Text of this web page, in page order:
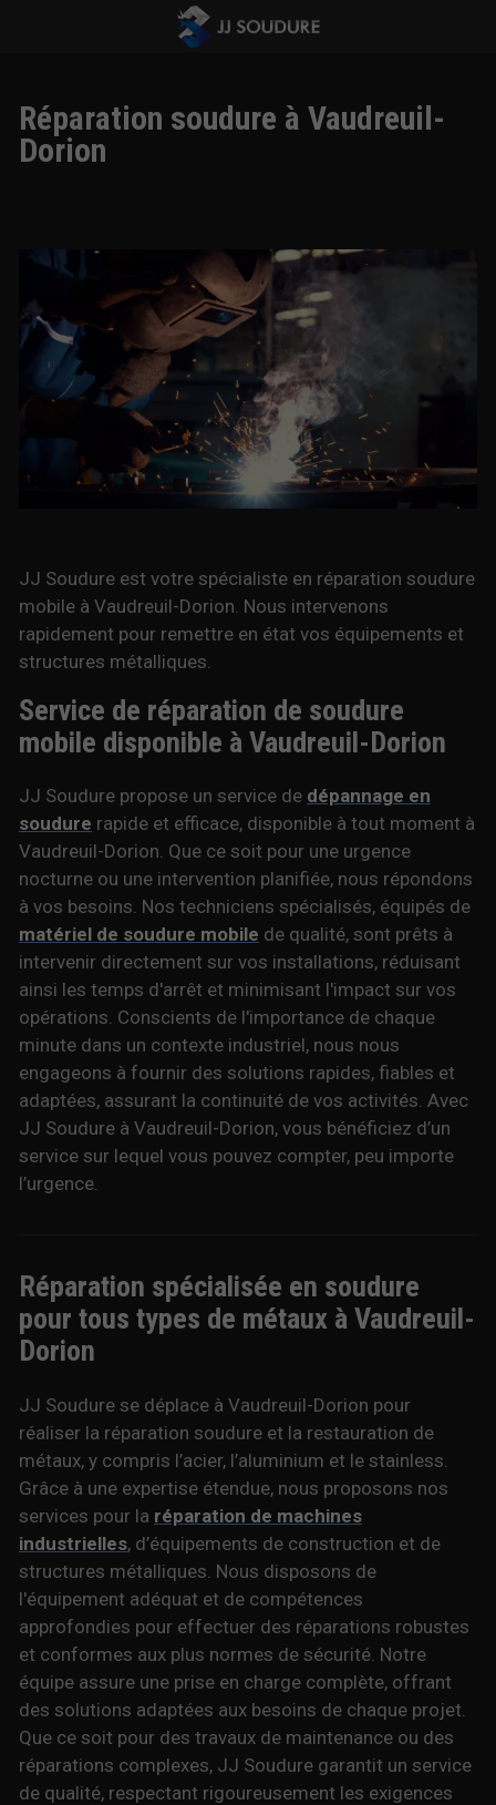
Réparation soudure à Vaudreuil-
Dorion
JJ Soudure est votre spécialiste en réparation soudure
mobile à Vaudreuil-Dorion. Nous intervenons
rapidement pour remettre en état vos équipements et
structures métalliques.
Service de réparation de soudure
mobile disponible à Vaudreuil-Dorion
JJ Soudure propose un service de dépannage en
soudure rapide et efficace, disponible à tout moment à
Vaudreuil-Dorion. Que ce soit pour une urgence
nocturne ou une intervention planifiée, nous répondons
à vos besoins. Nos techniciens spécialisés, équipés de
matériel de soudure mobile de qualité, sont prêts à
intervenir directement sur vos installations, réduisant
ainsi les temps d'arrêt et minimisant l'impact sur vos
opérations. Conscients de l'importance de chaque
minute dans un contexte industriel, nous nous
engageons à fournir des solutions rapides, fiables et
adaptées, assurant la continuité de vos activités. Avec
JJ Soudure à Vaudreuil-Dorion, vous bénéficiez d’un
service sur lequel vous pouvez compter, peu importe
l’urgence.
Réparation spécialisée en soudure
pour tous types de métaux à Vaudreuil-
Dorion
JJ Soudure se déplace à Vaudreuil-Dorion pour
réaliser la réparation soudure et la restauration de
métaux, y compris l’acier, l’aluminium et le stainless.
Grâce à une expertise étendue, nous proposons nos
services pour la réparation de machines
industrielles, d’équipements de construction et de
structures métalliques. Nous disposons de
l'équipement adéquat et de compétences
approfondies pour effectuer des réparations robustes
et conformes aux plus normes de sécurité. Notre
équipe assure une prise en charge complète, offrant
des solutions adaptées aux besoins de chaque projet.
Que ce soit pour des travaux de maintenance ou des
réparations complexes, JJ Soudure garantit un service
de qualité, respectant rigoureusement les exigences